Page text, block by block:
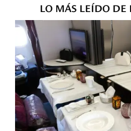
LO MÁS LEÍDO DE